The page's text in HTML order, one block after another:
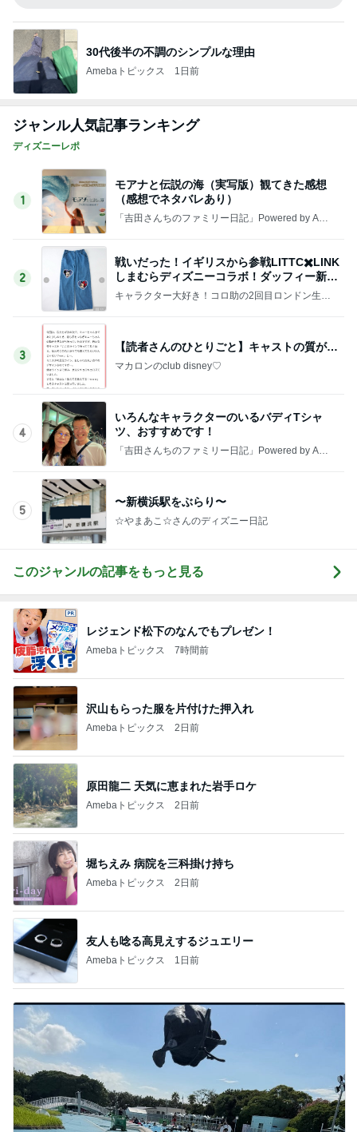
30代後半の不調のシンプルな理由
Amebaトピックス 1日前
ジャンル人気記事ランキング
ディズニーレポ
1
モアナと伝説の海（実写版）観てきた感想
（感想でネタバレあり）
「吉田さんちのファミリー日記」Powered by Ame
2
戦いだった！イギリスから参戦LITTC✖️LINK
しまむらディズニーコラボ！ダッフィー新商
品の話
キャラクター大好き！コロ助の2回目ロンドン生活
3
【読者さんのひとりごと】キャストの質が…
マカロンのclub disney♡
4
いろんなキャラクターのいるバディTシャ
ツ、おすすめです！
「吉田さんちのファミリー日記」Powered by Ame
5
〜新横浜駅をぶらり〜
☆やまあこ☆さんのディズニー日記
このジャンルの記事をもっと見る
レジェンド松下のなんでもプレゼン！
Amebaトピックス 7時間前
沢山もらった服を片付けた押入れ
Amebaトピックス 2日前
原田龍二 天気に恵まれた岩手ロケ
Amebaトピックス 2日前
堀ちえみ 病院を三科掛け持ち
Amebaトピックス 2日前
友人も唸る高見えするジュエリー
Amebaトピックス 1日前